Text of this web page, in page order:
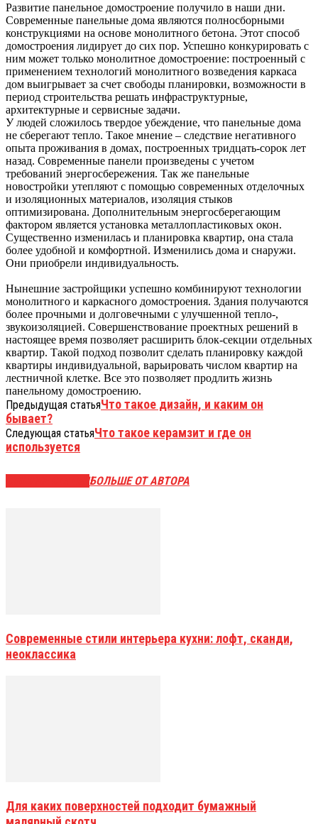
Развитие панельное домостроение получило в наши дни.
Современные панельные дома являются полносборными
конструкциями на основе монолитного бетона. Этот способ
домостроения лидирует до сих пор. Успешно конкурировать с
ним может только монолитное домостроение: построенный с
применением технологий монолитного возведения каркаса
дом выигрывает за счет свободы планировки, возможности в
период строительства решать инфраструктурные,
архитектурные и сервисные задачи.
У людей сложилось твердое убеждение, что панельные дома
не сберегают тепло. Такое мнение – следствие негативного
опыта проживания в домах, построенных тридцать-сорок лет
назад. Современные панели произведены с учетом
требований энергосбережения. Так же панельные
новостройки утепляют с помощью современных отделочных
и изоляционных материалов, изоляция стыков
оптимизирована. Дополнительным энергосберегающим
фактором является установка металлопластиковых окон.
Существенно изменилась и планировка квартир, она стала
более удобной и комфортной. Изменились дома и снаружи.
Они приобрели индивидуальность.
Нынешние застройщики успешно комбинируют технологии
монолитного и каркасного домостроения. Здания получаются
более прочными и долговечными с улучшенной тепло-,
звукоизоляцией. Совершенствование проектных решений в
настоящее время позволяет расширить блок-секции отдельных
квартир. Такой подход позволит сделать планировку каждой
квартиры индивидуальной, варьировать числом квартир на
лестничной клетке. Все это позволяет продлить жизнь
панельному домостроению.
Предыдущая статьяЧто такое дизайн, и каким он
бывает?
Следующая статьяЧто такое керамзит и где он
используется
БОЛЬШЕ ОТ АВТОРА
Современные стили интерьера кухни: лофт, сканди,
неоклассика
Для каких поверхностей подходит бумажный